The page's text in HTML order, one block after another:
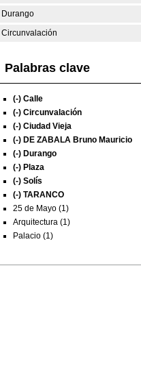
Durango
Circunvalación
Palabras clave
(-) Calle
(-) Circunvalación
(-) Ciudad Vieja
(-) DE ZABALA Bruno Mauricio
(-) Durango
(-) Plaza
(-) Solís
(-) TARANCO
25 de Mayo (1)
Arquitectura (1)
Palacio (1)